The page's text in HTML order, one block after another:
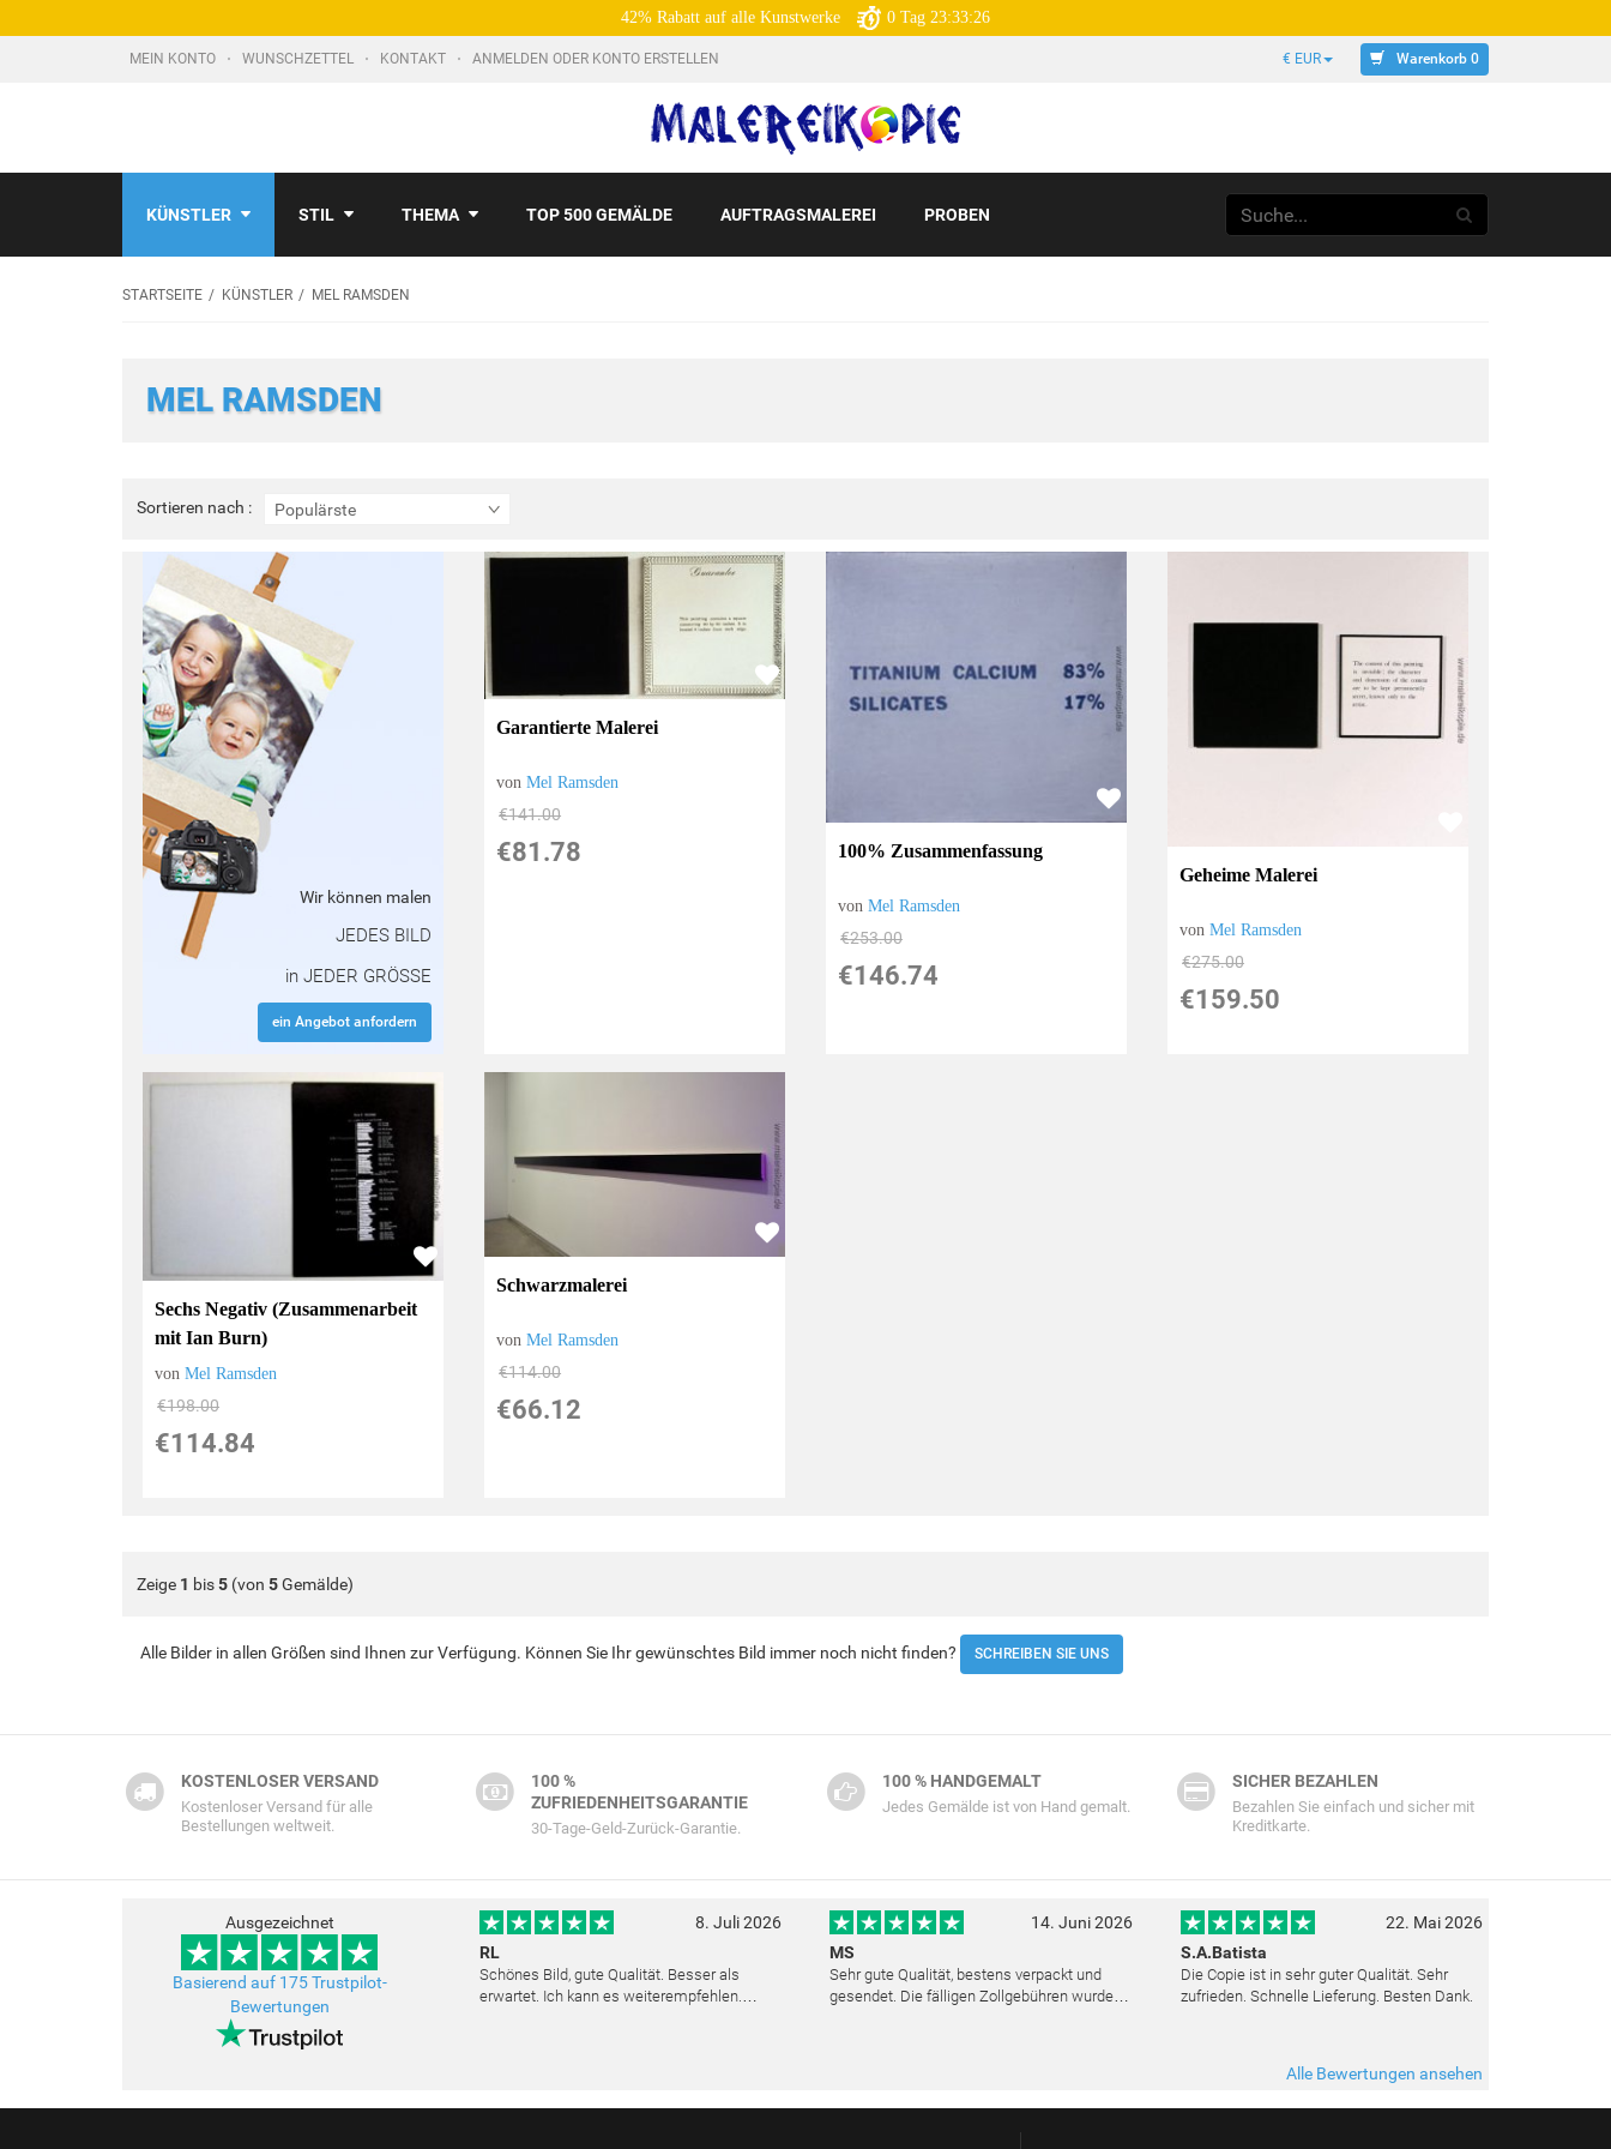
42% Rabatt auf alle Kunstwerke 0 Tag 23:33:25
MEIN KONTO WUNSCHZETTEL KONTAKT ANMELDEN ODER KONTO ERSTELLEN € EUR Warenkorb 0
KÜNSTLER STIL THEMA TOP 500 GEMÄLDE AUFTRAGSMALEREI PROBEN
STARTSEITE KÜNSTLER MEL RAMSDEN
MEL RAMSDEN
Sortieren nach : Populärste
Sortieren
nach
Wir können malen
JEDES BILD
in JEDER GRÖSSE
ein Angebot anfordern
Garantierte Malerei
vonMel Ramsden
€141.00
€81.78 100% Zusammenfassung
vonMel Ramsden
€253.00
€146.74
Geheime Malerei
vonMel Ramsden
€275.00
€159.50
Sechs Negativ (Zusammenarbeit
mit Ian Burn)
vonMel Ramsden
€198.00
€114.84
Schwarzmalerei
vonMel Ramsden
€114.00
€66.12
Zeige 1 bis5 (von 5Gemälde)
Alle Bilder in allen Größen sind Ihnen zur Verfügung. Können Sie Ihr gewünschtes Bild immer noch nicht finden? SCHREIBEN SIE UNS
KOSTENLOSER VERSAND
Kostenloser Versand für alle
Bestellungen weltweit.
100 %
ZUFRIEDENHEITSGARANTIE
30-Tage-Geld-Zurück-Garantie.
100 % HANDGEMALT
Jedes Gemälde ist von Hand gemalt.
SICHER BEZAHLEN
Bezahlen Sie einfach und sicher mit
Kreditkarte.
Ausgezeichnet
Basierend auf 175 Trustpilot-
Bewertungen
8. Juli 2026
RL
Schönes Bild, gute Qualität. Besser als
erwartet. Ich kann es weiterempfehlen.
14. Juni 2026
MS
Sehr gute Qualität, bestens verpackt und
gesendet. Die fälligen Zollgebühren wurden
22. Mai 2026
S.A.Batista
Die Copie ist in sehr guter Qualität. Sehr
zufrieden. Schnelle Lieferung. Besten Dank.
Alle Bewertungen ansehen